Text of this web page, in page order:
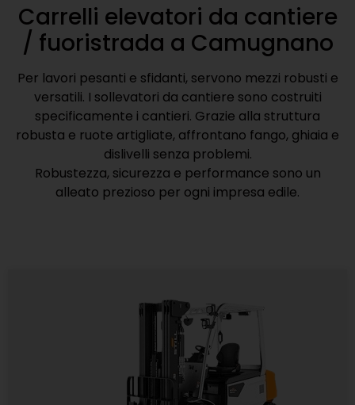
Carrelli elevatori da cantiere
/ fuoristrada a Camugnano
Per lavori pesanti e sfidanti, servono mezzi robusti e
versatili. I sollevatori da cantiere sono costruiti
specificamente i cantieri. Grazie alla struttura
robusta e ruote artigliate, affrontano fango, ghiaia e
dislivelli senza problemi.
Robustezza, sicurezza e performance sono un
alleato prezioso per ogni impresa edile.